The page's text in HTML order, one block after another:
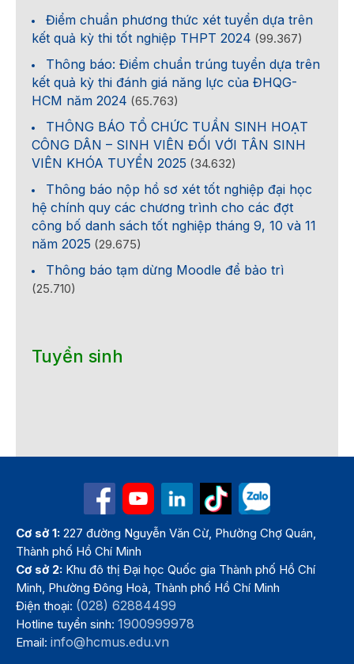
Điểm chuẩn phương thức xét tuyển dựa trên
kết quả kỳ thi tốt nghiệp THPT 2024 (99.367)
Thông báo: Điểm chuẩn trúng tuyển dựa trên
kết quả kỳ thi đánh giá năng lực của ĐHQG-
HCM năm 2024 (65.763)
THÔNG BÁO TỔ CHỨC TUẦN SINH HOẠT
CÔNG DÂN – SINH VIÊN ĐỐI VỚI TÂN SINH
VIÊN KHÓA TUYỂN 2025 (34.632)
Thông báo nộp hồ sơ xét tốt nghiệp đại học
hệ chính quy các chương trình cho các đợt
công bố danh sách tốt nghiệp tháng 9, 10 và 11
năm 2025 (29.675)
Thông báo tạm dừng Moodle để bảo trì
(25.710)
Tuyển sinh
Cơ sở 1: 227 đường Nguyễn Văn Cừ, Phường Chợ Quán,
Thành phố Hồ Chí Minh
Cơ sở 2: Khu đô thị Đại học Quốc gia Thành phố Hồ Chí
Minh, Phường Đông Hoà, Thành phố Hồ Chí Minh
Điện thoại: (028) 62884499
Hotline tuyển sinh:1900999978
Email:info@hcmus.edu.vn